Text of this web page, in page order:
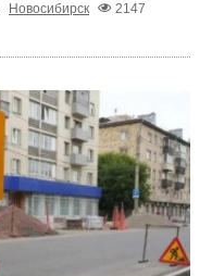
Новосибирск
2147